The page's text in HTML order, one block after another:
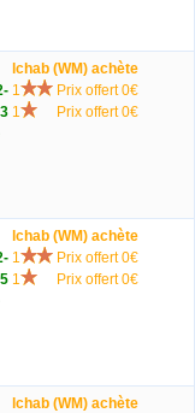
lchab (WM) achète
1
Prix offert 0€
1
Prix offert 0€
lchab (WM) achète
1
Prix offert 0€
1
Prix offert 0€
lchab (WM) achète